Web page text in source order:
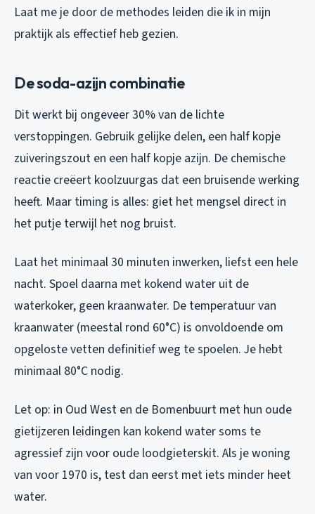
Laat me je door de methodes leiden die ik in mijn
praktijk als effectief heb gezien.
De soda-azijn combinatie
Dit werkt bij ongeveer 30% van de lichte
verstoppingen. Gebruik gelijke delen, een half kopje
zuiveringszout en een half kopje azijn. De chemische
reactie creëert koolzuurgas dat een bruisende werking
heeft. Maar timing is alles: giet het mengsel direct in
het putje terwijl het nog bruist.
Laat het minimaal 30 minuten inwerken, liefst een hele
nacht. Spoel daarna met kokend water uit de
waterkoker, geen kraanwater. De temperatuur van
kraanwater (meestal rond 60°C) is onvoldoende om
opgeloste vetten definitief weg te spoelen. Je hebt
minimaal 80°C nodig.
Let op: in Oud West en de Bomenbuurt met hun oude
gietijzeren leidingen kan kokend water soms te
agressief zijn voor oude loodgieterskit. Als je woning
van voor 1970 is, test dan eerst met iets minder heet
water.